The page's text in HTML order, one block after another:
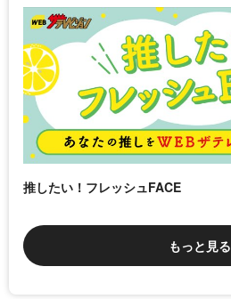
推したい！フレッシュFACE
もっと見る